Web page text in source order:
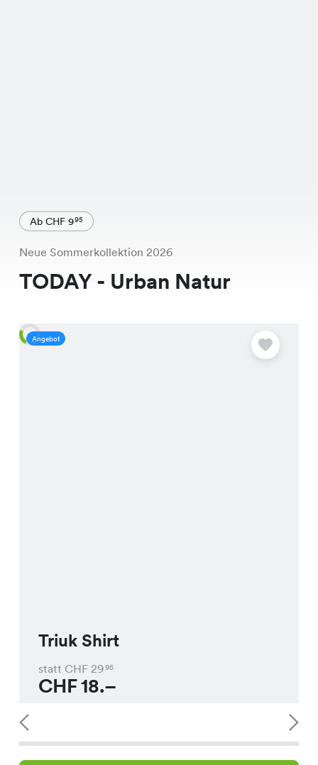
Ab CHF 995
Neue Sommerkollektion 2026
TODAY - Urban Natur
Angebot
Triuk Shirt
statt CHF 2995
CHF18.–